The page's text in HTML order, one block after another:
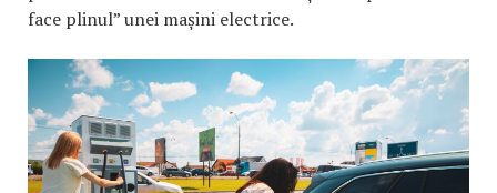
face plinul” unei mașini electrice.